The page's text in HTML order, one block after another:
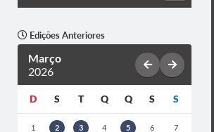
Edições Anteriores
Março
2026
D S T Q Q S S
1 2 3 4 5 6 7